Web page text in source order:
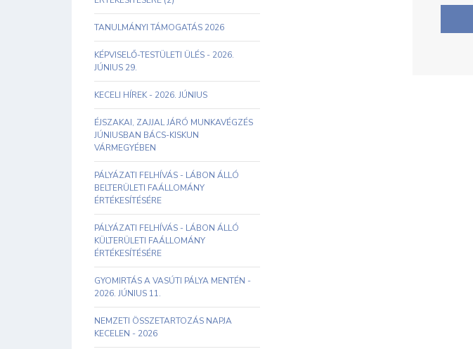
TANULMÁNYI TÁMOGATÁS 2026
KÉPVISELŐ-TESTÜLETI ÜLÉS - 2026.
JÚNIUS 29.
KECELI HÍREK - 2026. JÚNIUS
ÉJSZAKAI, ZAJJAL JÁRÓ MUNKAVÉGZÉS
JÚNIUSBAN BÁCS-KISKUN
VÁRMEGYÉBEN
PÁLYÁZATI FELHÍVÁS - LÁBON ÁLLÓ
BELTERÜLETI FAÁLLOMÁNY
ÉRTÉKESÍTÉSÉRE
PÁLYÁZATI FELHÍVÁS - LÁBON ÁLLÓ
KÜLTERÜLETI FAÁLLOMÁNY
ÉRTÉKESÍTÉSÉRE
GYOMIRTÁS A VASÚTI PÁLYA MENTÉN -
2026. JÚNIUS 11.
NEMZETI ÖSSZETARTOZÁS NAPJA
KECELEN - 2026